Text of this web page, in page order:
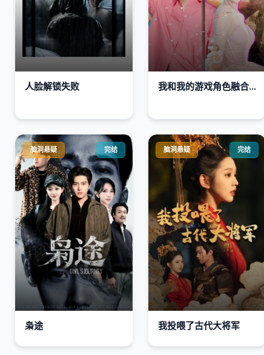
人脸解锁失败 我和我的游戏角色融合了
脑洞悬疑 完结
枭途
脑洞悬疑 完结
我投喂了古代大将军